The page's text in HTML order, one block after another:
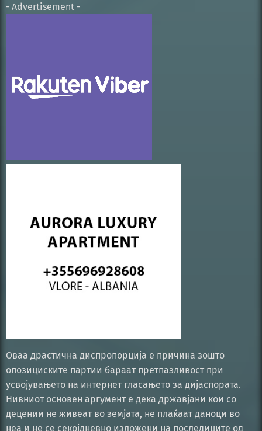
- Advertisement -
Оваа драстична диспропорција е причина зошто
опозициските партии бараат претпазливост при
усвојувањето на интернет гласањето за дијаспората.
Нивниот основен аргумент е дека државјани кои со
децении не живеат во земјата, не плаќаат даноци во
неа и не се секојдневно изложени на последиците од